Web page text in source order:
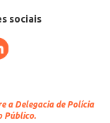
sociais
a Delegacia de Polícia
Público.